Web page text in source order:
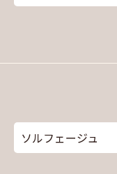
ソルフェージュ